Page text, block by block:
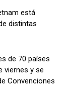
está
distintas
de 70 países
viernes y se
Convenciones